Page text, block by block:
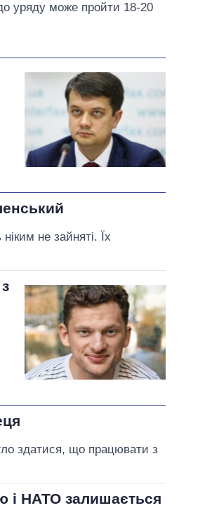
уряду може пройти 18-20
не зайняті. Їх
здатися, що працювати з
і НАТО залишається